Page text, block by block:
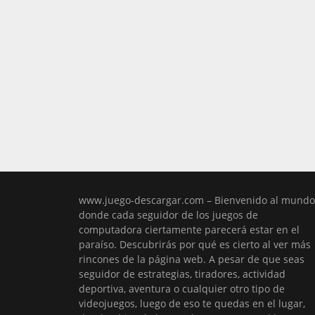
www.juego-descargar.com – Bienvenido al
donde cada seguidor de los juegos de
computadora ciertamente parecerá estar en el
paraíso. Descubrirás por qué es cierto al ver más
rincones de la página web. A pesar de que seas
seguidor de estrategias, tiradores, actividad
deportiva, aventura o cualquier otro tipo de
videojuegos, luego de eso te quedas en el lugar,